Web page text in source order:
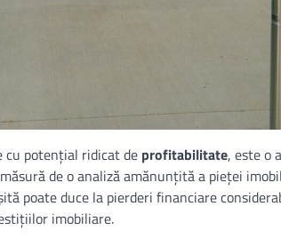
cu potențial ridicat de profitabilitate, este o
de o analiză amănunțită a pieței
poate duce la pierderi financiare
imobiliare.